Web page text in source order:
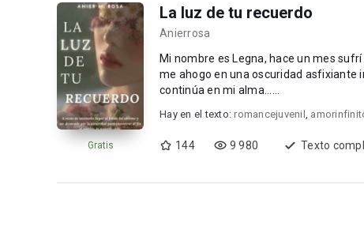
Gratis
La luz de tu recuerdo
Anierrosa
Mi nombre es Legna, hace un mes
me ahogo en una oscuridad asfixiante
continúa en mi alma......
Hay en el texto:romancejuvenil ,
144 9 980 Texto